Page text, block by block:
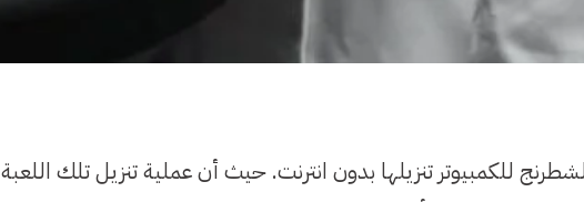
للكمبيوتر تنزيلها بدون انترنت. حيث أن عملية تنزيل تلك اللعبة